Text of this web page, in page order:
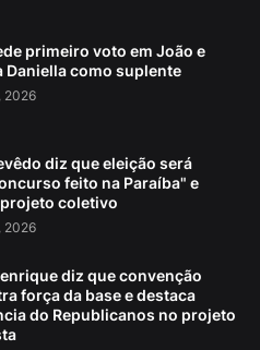
primeiro voto em João e
Daniella como suplente
2026
diz que eleição será
feito na Paraíba" e
coletivo
2026
diz que convenção
força da base e destaca
do Republicanos no projeto